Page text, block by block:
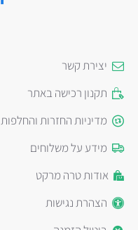
יצירת קשר
תקנון רכישה באתר
מדיניות החזרות והחלפות
מידע על משלוחים
אודות טרה מרקט
הצהרת נגישות